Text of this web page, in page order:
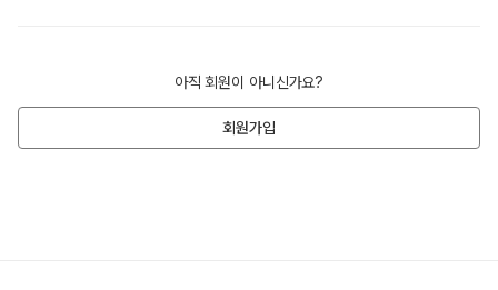
아직 회원이 아니신가요?
회원가입